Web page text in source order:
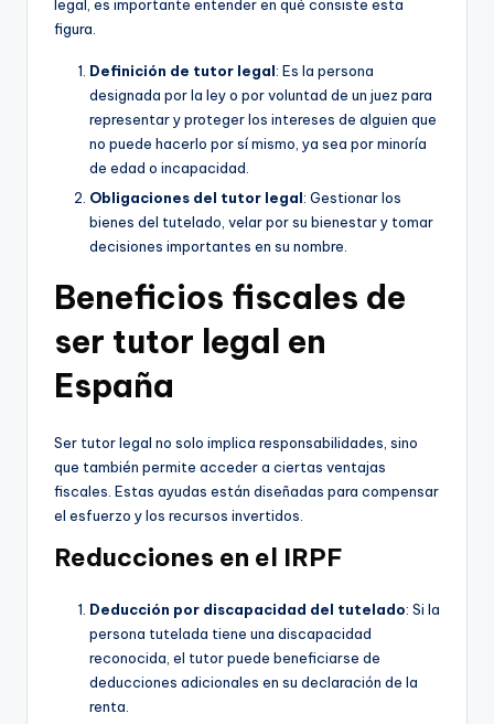
legal, es importante entender en qué consiste esta
figura.
Definición de tutor legal: Es la persona
designada por la ley o por voluntad de un juez para
representar y proteger los intereses de alguien que
no puede hacerlo por sí mismo, ya sea por minoría
de edad o incapacidad.
Obligaciones del tutor legal: Gestionar los
bienes del tutelado, velar por su bienestar y tomar
decisiones importantes en su nombre.
Beneficios fiscales de
ser tutor legal en
España
Ser tutor legal no solo implica responsabilidades, sino
que también permite acceder a ciertas ventajas
fiscales. Estas ayudas están diseñadas para compensar
el esfuerzo y los recursos invertidos.
Reducciones en el IRPF
Deducción por discapacidad del tutelado: Si la
persona tutelada tiene una discapacidad
reconocida, el tutor puede beneficiarse de
deducciones adicionales en su declaración de la
renta.